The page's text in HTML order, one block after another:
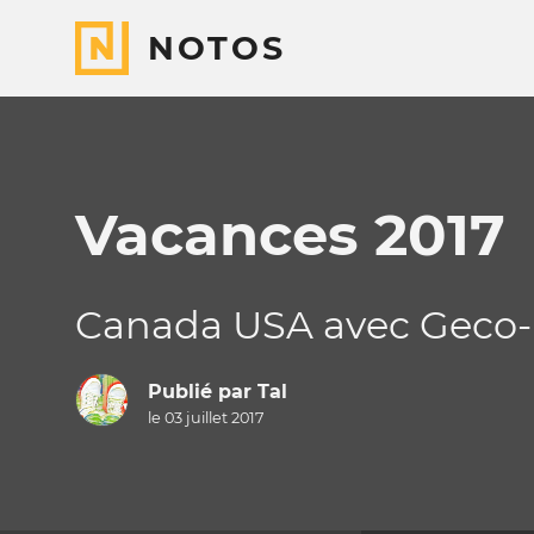
NOTOS
Vacances 2017
Canada USA avec
Publié par Tal
le 03 juillet 2017